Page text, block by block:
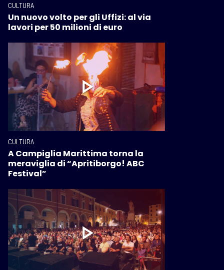
CULTURA
Un nuovo volto per gli Uffizi: al via
lavori per 50 milioni di euro
CULTURA
A Campiglia Marittima torna la
meraviglia di “Apritiborgo! ABC
Festival”